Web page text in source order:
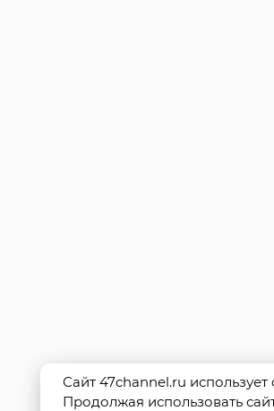
Сайт 47channel.ru использует
Продолжая использовать